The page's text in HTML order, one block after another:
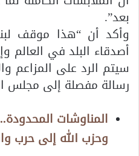
بعد”.
وأكد أن “هذا موقف
أصدقاء البلد في العالم
سيتم الرد على المزاعم
رسالة مفصلة إلى مجلس
المناوشات
وحزب الله إلى حرب